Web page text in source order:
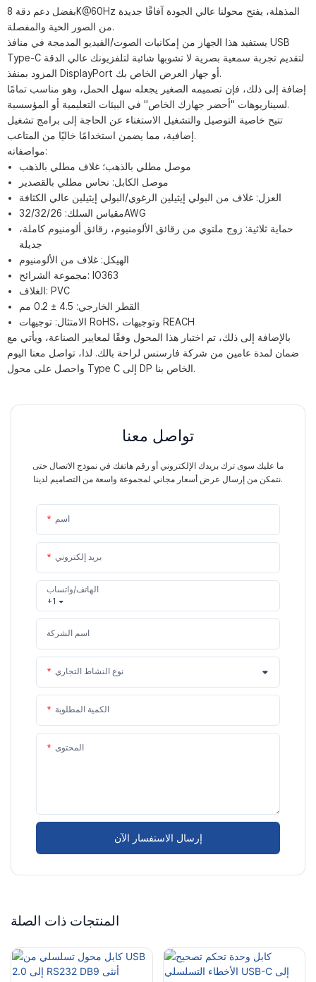
بفضل دعم دقة 8K@60Hz المذهلة، يفتح محولنا عالي الجودة آفاقًا جديدة
من الصور الحية والمفصلة.
يستفيد هذا الجهاز من إمكانيات الصوت/الفيديو المدمجة في منافذ USB
Type-C لتقديم تجربة سمعية بصرية لا تشوبها شائبة لتلفزيونك عالي الدقة
المزود بمنفذ DisplayPort أو جهاز العرض الخاص بك.
إضافة إلى ذلك، فإن تصميمه الصغير يجعله سهل الحمل، وهو مناسب تمامًا
لسيناريوهات "أحضر جهازك الخاص" في البيئات التعليمية أو المؤسسية.
تتيح خاصية التوصيل والتشغيل الاستغناء عن الحاجة إلى برامج تشغيل
إضافية، مما يضمن استخدامًا خاليًا من المتاعب.
مواصفاته:
موصل مطلي بالذهب؛ غلاف مطلي بالذهب
موصل الكابل: نحاس مطلي بالقصدير
العزل: غلاف من البولي إيثيلين الرغوي/البولي إيثيلين عالي الكثافة
مقياس السلك: 32/32/26AWG
حماية ثلاثية: زوج ملتوي من رقائق الألومنيوم، رقائق ألومنيوم كاملة،
جديلة
الهيكل: غلاف من الألومنيوم
مجموعة الشرائح: IO363
الغلاف: PVC
القطر الخارجي: 4.5 ± 0.2 مم
الامتثال: توجيهات RoHS، وتوجيهات REACH
بالإضافة إلى ذلك، تم اختبار هذا المحول وفقًا لمعايير الصناعة، ويأتي مع
ضمان لمدة عامين من شركة فارسنس لراحة بالك. لذا، تواصل معنا اليوم
واحصل على محول Type C إلى DP الخاص بنا.
تواصل معنا
ما عليك سوى ترك بريدك الإلكتروني أو رقم هاتفك في نموذج الاتصال حتى
نتمكن من إرسال عرض أسعار مجاني لمجموعة واسعة من التصاميم لدينا.
اسم
بريد إلكتروني
+1
الهاتف/واتساب
اسم الشركة
نوع النشاط التجاري
الكمية المطلوبة
المحتوى
إرسال الاستفسار الآن
المنتجات ذات الصلة